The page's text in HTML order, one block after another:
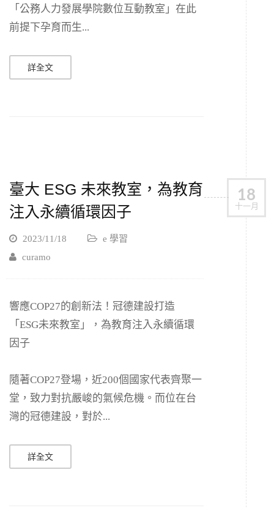
「公務人力發展學院數位互動教室」在此
前提下孕育而生...
詳全文
18
十一月
臺大 ESG 未來教室，為教育
注入永續循環因子
2023/11/18
e 學習
curamo
響應COP27的創新法！冠德建設打造
「ESG未來教室」，為教育注入永續循環
因子
隨著COP27登場，近200個國家代表齊聚一
堂，致力對抗嚴峻的氣候危機。而位在台
灣的冠德建設，對於...
詳全文